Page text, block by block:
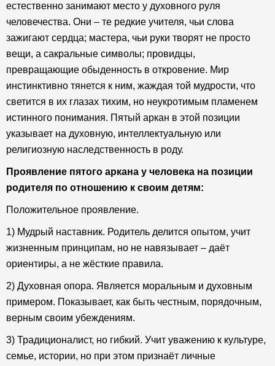
естественно занимают место у духовного руля
человечества. Они – те редкие учителя, чьи слова
зажигают сердца; мастера, чьи руки творят не просто
вещи, а сакральные символы; провидцы,
превращающие обыденность в откровение. Мир
инстинктивно тянется к ним, жаждая той мудрости, что
светится в их глазах тихим, но неукротимым пламенем
истинного понимания. Пятый аркан в этой позиции
указывает на духовную, интеллектуальную или
религиозную наследственность в роду.
Проявление пятого аркана у человека на позиции
родителя по отношению к своим детям:
Положительное проявление.
1) Мудрый наставник. Родитель делится опытом, учит
жизненным принципам, но не навязывает – даёт
ориентиры, а не жёсткие правила.
2) Духовная опора. Является моральным и духовным
примером. Показывает, как быть честным, порядочным,
верным своим убеждениям.
3) Традиционалист, но гибкий. Учит уважению к культуре,
семье, истории, но при этом признаёт личные